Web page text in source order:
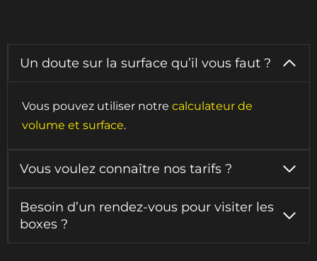
Un doute sur la surface qu’il vous faut ?
Vous pouvez utiliser notre calculateur de
volume et surface.
Vous voulez connaître nos tarifs ?
Besoin d’un rendez-vous pour visiter les
boxes ?